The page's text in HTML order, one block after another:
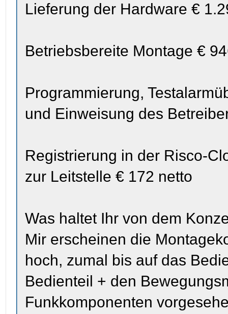
Lieferung der Hardware €
Betriebsbereite Montage €
Programmierung,
und Einweisung des
Registrierung in der Risco-
zur Leitstelle € 172 netto
Was haltet Ihr von dem
Mir erscheinen die
hoch, zumal bis auf das
Bedienteil + den
Funkkomponenten